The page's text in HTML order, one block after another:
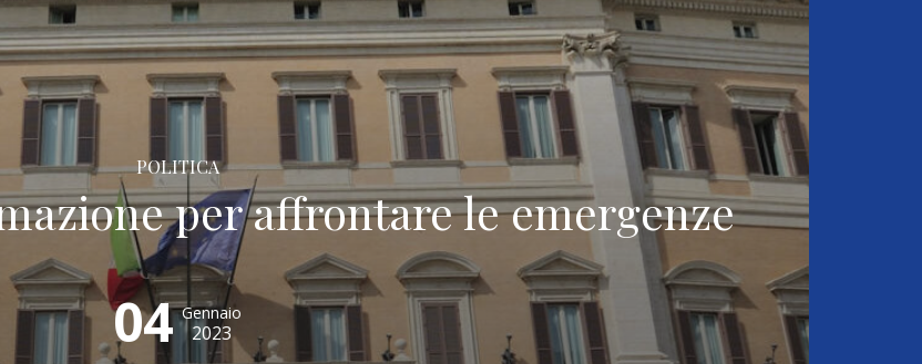
POLITICA
per affrontare le emergenze
04 Gennaio
2023